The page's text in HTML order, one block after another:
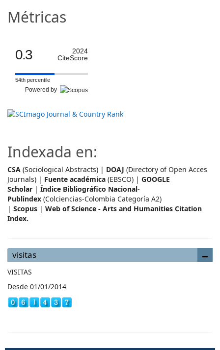
Métricas
0.3
2024
CiteScore
54th percentile
Powered by
Indexada en:
CSA (Sociological Abstracts) | DOAJ (Directory of Open Acces
Journals) | Fuente académica (EBSCO) | GOOGLE
Scholar | Índice Bibliográfico Nacional-
Publindex (Colciencias-Colombia Categoría A2)
| Scopus | Web of Science - Arts and Humanities Citation
Index.
visitas
VISITAS
Desde 01/01/2014